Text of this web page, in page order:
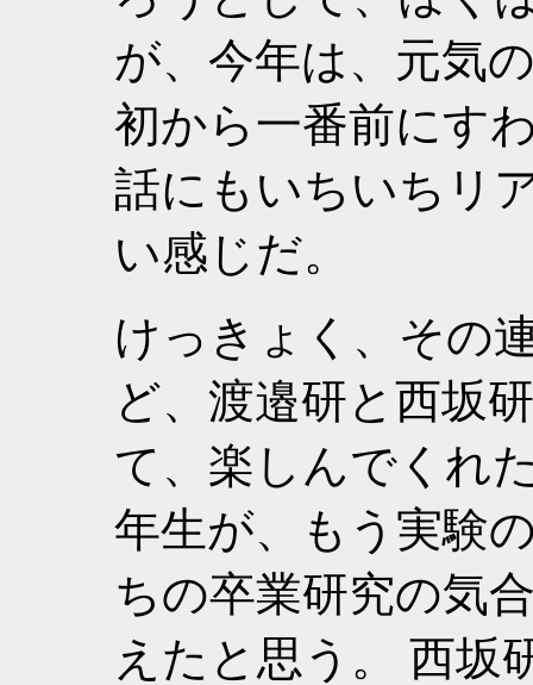
が、今年は、元気
初から一番前にす
話にもいちいちリ
い感じだ。
けっきょく、その
ど、渡邉研と西坂
て、楽しんでくれ
年生が、もう実験
ちの卒業研究の気
えたと思う。 西坂